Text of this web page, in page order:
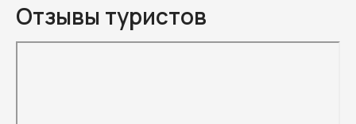
Отзывы туристов